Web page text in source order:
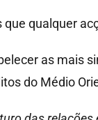
qualquer
as mais
do Médio